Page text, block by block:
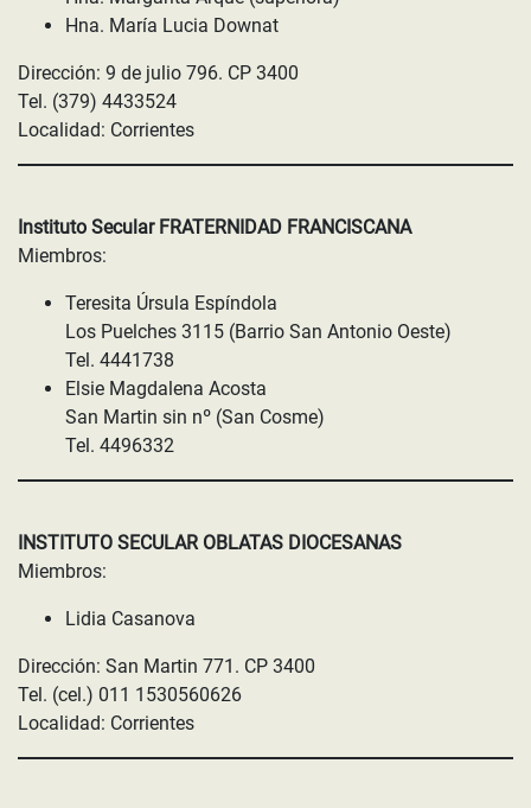
Hna. María Lucia Downat
Dirección: 9 de julio 796. CP 3400
Tel. (379) 4433524
Localidad: Corrientes
Instituto Secular FRATERNIDAD FRANCISCANA
Miembros:
Teresita Úrsula Espíndola
Los Puelches 3115 (Barrio San Antonio Oeste)
Tel. 4441738
Elsie Magdalena Acosta
San Martin sin nº (San Cosme)
Tel. 4496332
INSTITUTO SECULAR OBLATAS DIOCESANAS
Miembros:
Lidia Casanova
Dirección: San Martin 771. CP 3400
Tel. (cel.) 011 1530560626
Localidad: Corrientes